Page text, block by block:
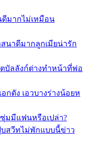
มากไม่เหมือน
สนาดีมากลูกเมียน่ารัก
บัลลังก์​ต่างทำหน้าที่พ่อ
กดัง เอวบางร่างน้อยห
มมีแฟนหรือเปล่า?
สวีทไม่พักแบบนี้ข่าว